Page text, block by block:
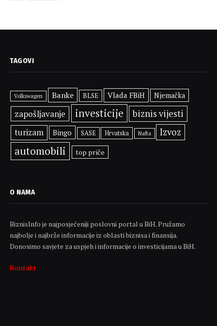
TAGOVI
Volkswagen Banke BLSE Vlada FBiH Njemačka
zapošljavanje investicije biznis vijesti
turizam Bingo SASE Hrvatska Nafta Izvoz
automobili top priče
O NAMA
BiznisInfo je najposjećeniji poslovni portal u BiH. Pružamo
najbolje i najbrže informacije iz oblasti biznisa i finansija.
Donosimo savjete za uspjeh i informacije o investicijama u BiH.
Kontakt